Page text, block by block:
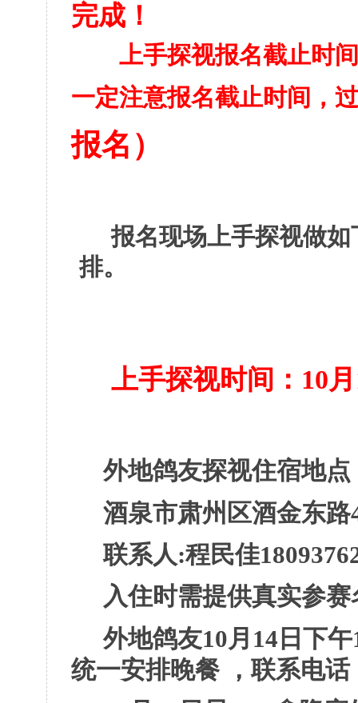
完成！
上手探视报名截止时
一定注意报名截止时间，
报名）
报名现场上手探视做如
排。
上手探视时间： 10
外地鸽友探视住宿地
酒泉市肃州区酒金东路
联系人:程民佳
入住时需提供真实参
外地鸽友10月14日下
统一安排晚餐 ，联系电话